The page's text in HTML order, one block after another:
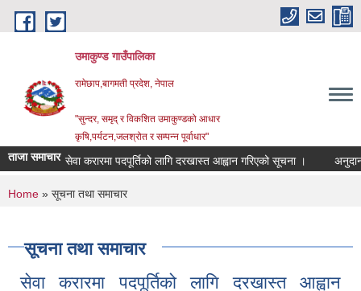
Skip to main content
उमाकुण्ड गाउँपालिका
रामेछाप,बागमती प्रदेश, नेपाल
"सुन्दर, समृद् र विकशित उमाकुण्डको आधार
कृषि,पर्यटन,जलश्रोत र सम्पन्न पूर्वाधार"
ताजा समाचारसेवा करारमा पदपूर्तिको लागि दरखास्त आह्वान गरिएको सूचना । अनुदानको
You are here
Home » सूचना तथा समाचार
सूचना तथा समाचार
सेवा करारमा पदपूर्तिको लागि दरखास्त आह्वान